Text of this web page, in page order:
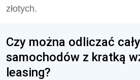
złotych.
Czy można odliczać
samochodów z kratką
leasing?